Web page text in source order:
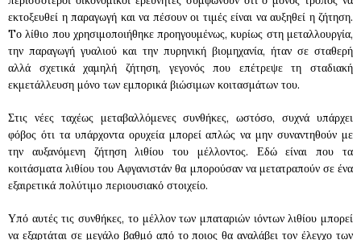
εκτοξευθεί η παραγωγή και να πέσουν οι τιμές είναι να αυξηθεί η ζήτηση.
Tο λίθιο που χρησιμοποιήθηκε προηγουμένως, κυρίως στη μεταλλουργία,
την παραγωγή γυαλιού και την πυρηνική βιομηχανία, ήταν σε σταθερή
αλλά σχετικά χαμηλή ζήτηση, γεγονός που επέτρεψε τη σταδιακή
εκμετάλλευση μόνο των εμπορικά βιώσιμων κοιτασμάτων του.
Στις νέες ταχέως μεταβαλλόμενες συνθήκες, ωστόσο, συχνά υπάρχει
φόβος ότι τα υπάρχοντα ορυχεία μπορεί απλώς να μην συναντηθούν με
την αυξανόμενη ζήτηση λιθίου του μέλλοντος. Εδώ είναι που τα
κοιτάσματα λιθίου του Αφγανιστάν θα μπορούσαν να μετατραπούν σε ένα
εξαιρετικά πολύτιμο περιουσιακό στοιχείο.
Υπό αυτές τις συνθήκες, το μέλλον των μπαταριών ιόντων λιθίου μπορεί
να εξαρτάται σε μεγάλο βαθμό από το ποιος θα αναλάβει τον έλεγχο των